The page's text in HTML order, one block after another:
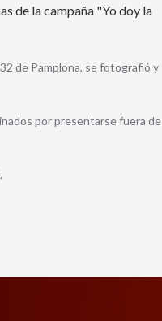
de la campaña "Yo doy la
de Pamplona, se fotografió y
por presentarse fuera de